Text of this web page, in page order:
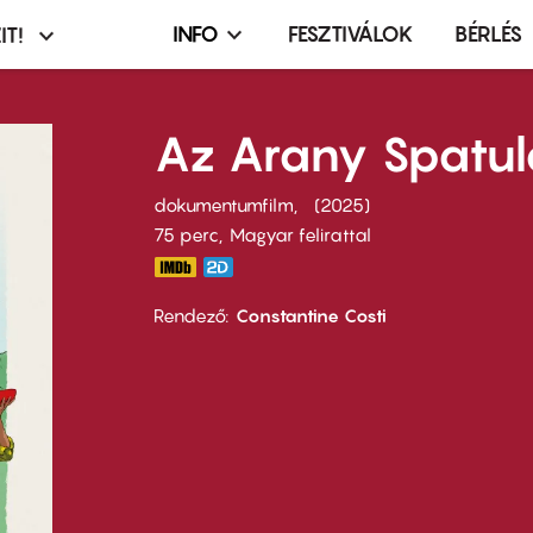
Infó,
terembérlés
menü
INFO FESZTIVÁLOK BÉRLÉS
Az Arany
dokumentumfilm
2025
75 perc,
Magyar felirattal
Rendező Constantine Costi